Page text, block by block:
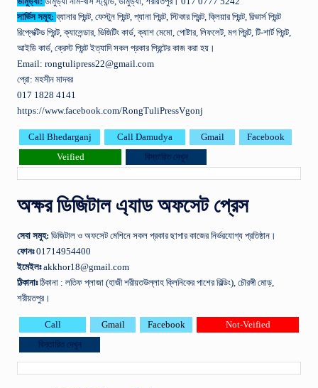
সার্ভিস সমূহ: ব্যানার প্রিন্ট, ফেস্টুন প্রিন্ট, প্যানা প্রিন্ট, স্টিকার প্রিন্ট, ক্লিয়ার প্রিন্ট, রিভার্স প্রিন্ট
রিপ্লেক্টিভ প্রিন্ট, ক্যালেন্ডার, ভিজিটিং কার্ড, ক্যাশ মেমো, পোষ্টার, লিফলেট, মগ প্রিন্ট, টি-শার্ট প্রিন্ট,
আইডি কার্ড, ক্রেস্ট প্রিন্ট ইত্যাদি সকল প্রকার প্রিন্টের কাজ করা হয়।
Email: rongtulipress22@gmail.com
প্রো: মহসীন মাদবর
017 1828 4141
https://www.facebook.com/RongTuliPressVgonj
Call Bhedarganj Call Damudya Gmail
Facebook
Veified
বিস্তারিত দেখুন
অক্ষর ডিজিটাল এ্যাড অফসেট প্রেস
সেবা সমুহ: ডিজিটাল ও অফসেট মেশিনে সকল প্রকার ছাপার কাজের নির্ভরযোগ্য প্রতিষ্ঠান।
ফোনঃ01714954400
ইমেইলঃakkhor18@gmail.com
ঠিকানাঃঠিকানা : লতিফ প্লাজা (হাজী শরীয়তউল্লাহ ক্লিনিকের পাশের বিল্ডিং), চৌরঙ্গী মোড়,
শরীয়তপুর।
Call Gmail Facebook
Not-Veified
বিস্তারিত দেখুন